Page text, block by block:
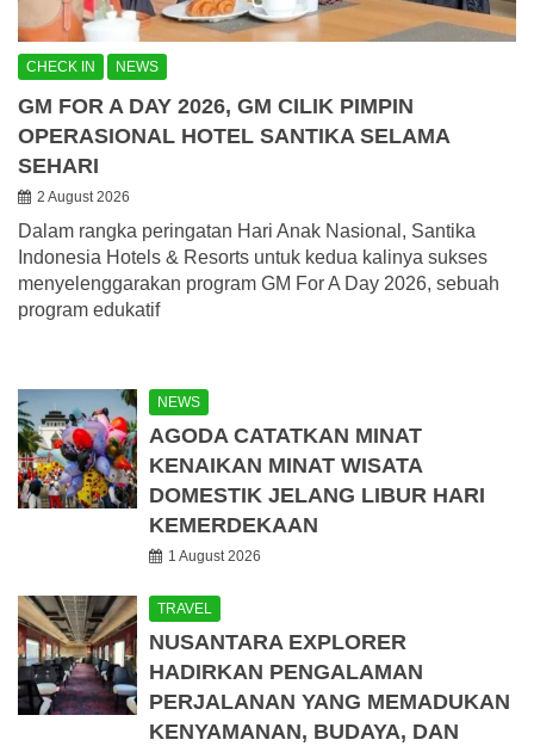
CHECK IN NEWS
GM FOR A DAY 2026, GM CILIK PIMPIN
OPERASIONAL HOTEL SANTIKA SELAMA
SEHARI
2 August 2026
Dalam rangka peringatan Hari Anak Nasional, Santika
Indonesia Hotels & Resorts untuk kedua kalinya sukses
menyelenggarakan program GM For A Day 2026, sebuah
program edukatif
NEWS
AGODA CATATKAN MINAT
KENAIKAN MINAT WISATA
DOMESTIK JELANG LIBUR HARI
KEMERDEKAAN
1 August 2026
TRAVEL
NUSANTARA EXPLORER
HADIRKAN PENGALAMAN
PERJALANAN YANG MEMADUKAN
KENYAMANAN, BUDAYA, DAN